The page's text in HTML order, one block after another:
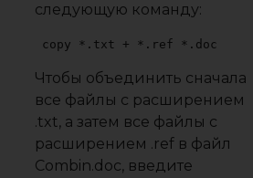
следующую команду:
copy *.txt + *.ref *.doc
Чтобы объединить сначала
все файлы с расширением
.txt, а затем все файлы с
расширением .ref в файл
Combin.doc, введите